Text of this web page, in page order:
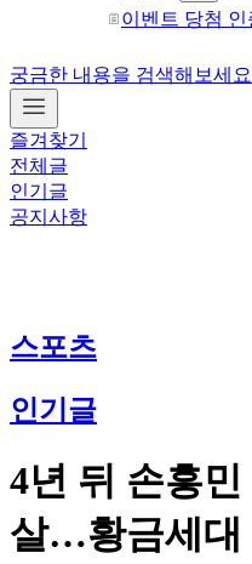
이벤트 당첨 인
궁금한 내용을 검색해보세요
즐겨찾기
전체글
인기글
공지사항
스포츠
인기글
4년 뒤 손흥민
살…황금세대